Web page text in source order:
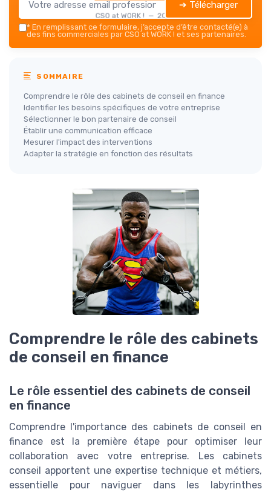
CSO at WORK ! — 2026
➔ Télécharger
* En remplissant ce formulaire, j’accepte d’être contacté(e) à
des fins commerciales par CSO at WORK ! et ses partenaires.
SOMMAIRE
Comprendre le rôle des cabinets de conseil en finance
Identifier les besoins spécifiques de votre entreprise
Sélectionner le bon partenaire de conseil
Établir une communication efficace
Mesurer l'impact des interventions
Adapter la stratégie en fonction des résultats
Comprendre le rôle des cabinets
de conseil en finance
Le rôle essentiel des cabinets de conseil
en finance
Comprendre l'importance des cabinets de conseil en
finance est la première étape pour optimiser leur
collaboration avec votre entreprise. Les cabinets
conseil apportent une expertise technique et métiers,
essentielle pour naviguer dans les labyrinthes